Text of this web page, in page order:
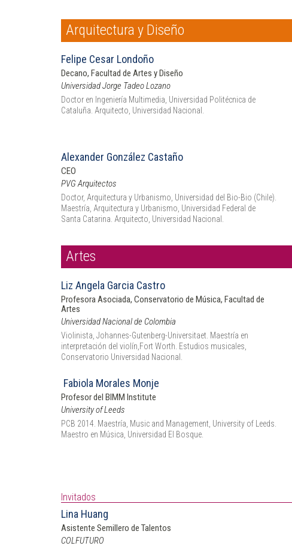
Arquitectura y Diseño
Felipe Cesar Londoño
Decano, Facultad de Artes y Diseño
Universidad Jorge Tadeo Lozano
Doctor en Ingeniería Multimedia, Universidad Politécnica de
Cataluña. Arquitecto, Universidad Nacional.
Alexander González Castaño
CEO
PVG Arquitectos
Doctor, Arquitectura y Urbanismo, Universidad del Bio-Bio (Chile).
Maestría, Arquitectura y Urbanismo, Universidad Federal de
Santa Catarina. Arquitecto, Universidad Nacional.
Artes
Liz Angela Garcia Castro
Profesora Asociada, Conservatorio de Música, Facultad de
Artes
Universidad Nacional de Colombia
Violinista, Johannes-Gutenberg-Universitaet. Maestría en
interpretación del violín,Fort Worth. Estudios musicales,
Conservatorio Universidad Nacional.
Fabiola Morales Monje
Profesor del BIMM Institute
University of Leeds
PCB 2014. Maestría, Music and Management, University of Leeds.
Maestro en Música, Universidad El Bosque.
Invitados
Lina Huang
Asistente Semillero de Talentos
COLFUTURO